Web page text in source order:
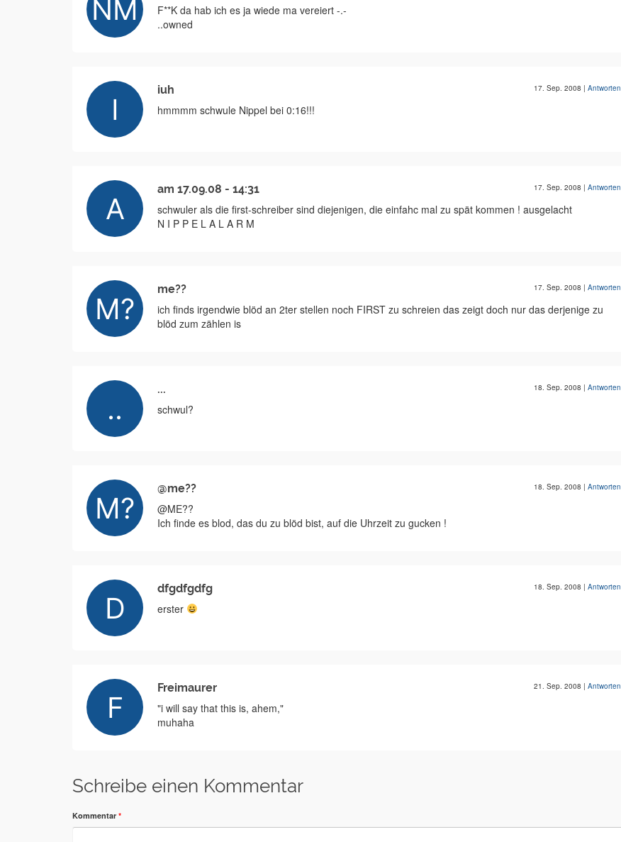
F**K da hab ich es ja wiede ma vereiert -.-
..owned
iuh 17. Sep. 2008 | Antworten
hmmmm schwule Nippel bei 0:16!!!
am 17.09.08 - 14:31 17. Sep. 2008 | Antworten
schwuler als die first-schreiber sind diejenigen, die einfahc mal zu spät kommen ! ausgelacht
N I P P E L A L A R M
me?? 17. Sep. 2008 | Antworten
ich finds irgendwie blöd an 2ter stellen noch FIRST zu schreien das zeigt doch nur das derjenige zu
blöd zum zählen is
... 18. Sep. 2008 | Antworten
schwul?
@me?? 18. Sep. 2008 | Antworten
@ME??
Ich finde es blod, das du zu blöd bist, auf die Uhrzeit zu gucken !
dfgdfgdfg 18. Sep. 2008 | Antworten
erster
Freimaurer 21. Sep. 2008 | Antworten
"i will say that this is, ahem,"
muhaha
Schreibe einen Kommentar
Kommentar *